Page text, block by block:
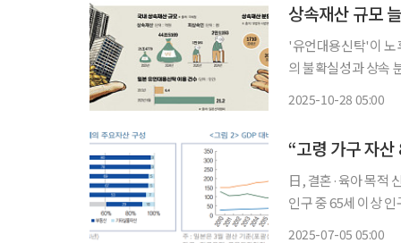
'유언대용신탁'이 노
의 불확실성과 상속
2025-10-28 05:00
“고령 가구 자
日, 결혼·육아 목적
인구 중 65세 이상
2025-07-05 05:00